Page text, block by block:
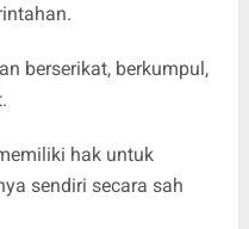
berserikat, berkumpul,
hak untuk
sendiri secara sah